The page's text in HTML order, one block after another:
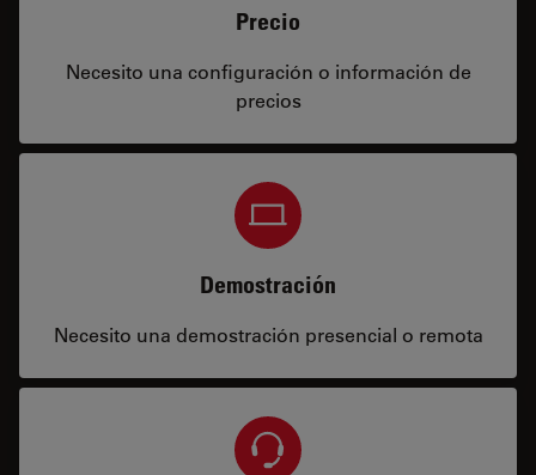
Precio
Necesito una configuración o información de
precios
Demostración
Necesito una demostración presencial o remota